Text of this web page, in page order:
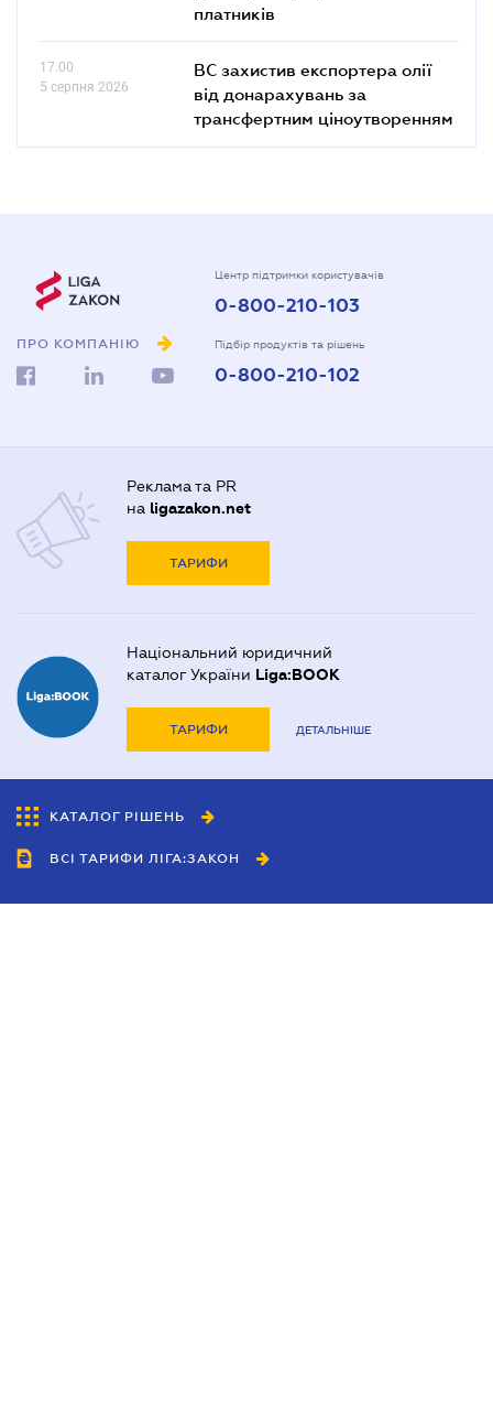
платників
17.00
5 серпня 2026
ВС захистив експортера олії
від донарахувань за
трансфертним ціноутворенням
ПРО КОМПАНІЮ
Центр підтримки користувачів
0-800-210-103
Підбір продуктів та рішень
0-800-210-102
Реклама та PR
на ligazakon.net
ТАРИФИ
Національний юридичний
каталог України Liga:BOOK
ТАРИФИ ДЕТАЛЬНІШЕ
КАТАЛОГ РІШЕНЬ
ВСІ ТАРИФИ ЛІГА:ЗАКОН